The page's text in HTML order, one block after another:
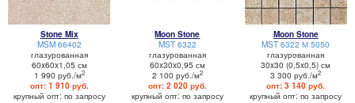
Stone Mix
MSM 66402
глазурованная
60x60x1,05 см
1 990 руб./м2
опт: 1 910 руб.
крупный опт: по запросу
Moon Stone
MST 6322
глазурованная
60x30x0,95 см
2 100 руб./м2
опт: 2 020 руб.
крупный опт: по запросу
Moon Stone
MST 6322 М 5050
глазурованная
30x30 (0,5x0,5) см
3 300 руб./м2
опт: 3 140 руб.
крупный опт: по запросу